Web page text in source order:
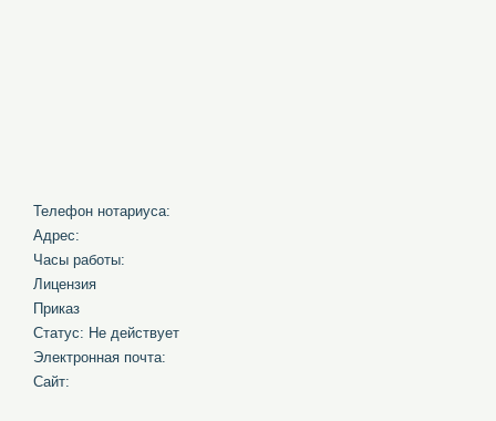
Телефон нотариуса:
Адрес:
Часы работы:
Лицензия
Приказ
Статус: Не действует
Электронная почта:
Сайт: